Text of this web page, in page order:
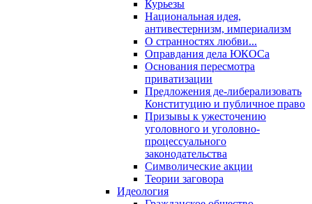
Курьезы
Национальная идея,
антивестернизм, империализм
О странностях любви...
Оправдания дела ЮКОСа
Основания пересмотра
приватизации
Предложения де-либерализовать
Конституцию и публичное право
Призывы к ужесточению
уголовного и уголовно-
процессуального
законодательства
Символические акции
Теории заговора
Идеология